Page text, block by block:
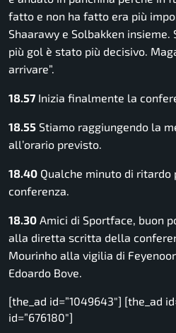
fatto e non ha fatto era più
Shaarawy e Solbakken insieme.
più gol è stato più decisivo.
arrivare”.
18.57 Inizia finalmente la
18.55 Stiamo raggiungendo la
all’orario previsto.
18.40 Qualche minuto di ritardo
conferenza.
18.30 Amici di Sportface, buon
alla diretta scritta della
Mourinho alla vigilia di
Edoardo Bove.
[the_ad id=”1049643″] [the_ad
id=”676180″]